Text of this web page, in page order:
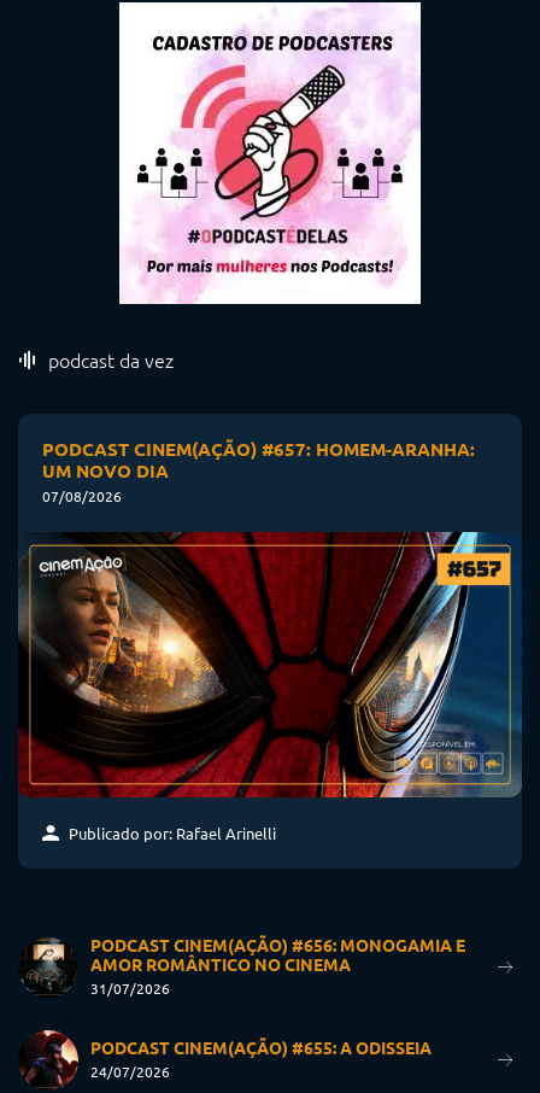
podcast da vez
PODCAST CINEM(AÇÃO) #657: HOMEM-ARANHA:
UM NOVO DIA
07/08/2026
Publicado por: Rafael Arinelli
PODCAST CINEM(AÇÃO) #656: MONOGAMIA E
AMOR ROMÂNTICO NO CINEMA
31/07/2026
PODCAST CINEM(AÇÃO) #655: A ODISSEIA
24/07/2026